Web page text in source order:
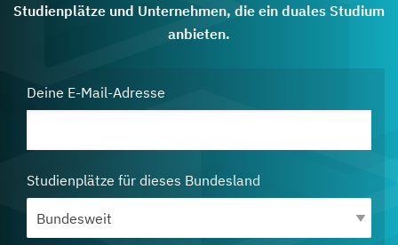
Studienplätze und Unternehmen, die ein duales Studium
anbieten.
Deine E-Mail-Adresse
Studienplätze für dieses Bundesland